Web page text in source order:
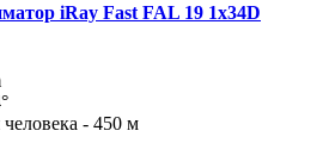
iRay Fast FAL 19 1x34D
- 450 м